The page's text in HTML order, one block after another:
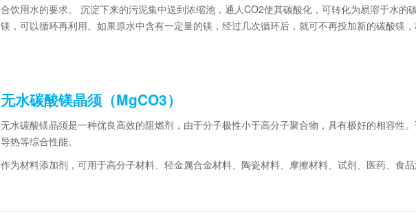
合饮用水的要求。 沉淀下来的污泥集中送到浓缩池，通人CO2使其碳酸化，可转化为易溶于水的
镁，可以循环再利用。如果原水中含有一定量的镁，经过几次循环后，就可不再投加新的碳酸镁，
无水碳酸镁晶须（MgCO3）
无水碳酸镁晶须是一种优良高效的阻燃剂，由于分子极性小于高分子聚合物，具有极好的相容性
导热等综合性能。
作为材料添加剂，可用于高分子材料、轻金属合金材料、陶瓷材料、摩擦材料、试剂、医药、食品